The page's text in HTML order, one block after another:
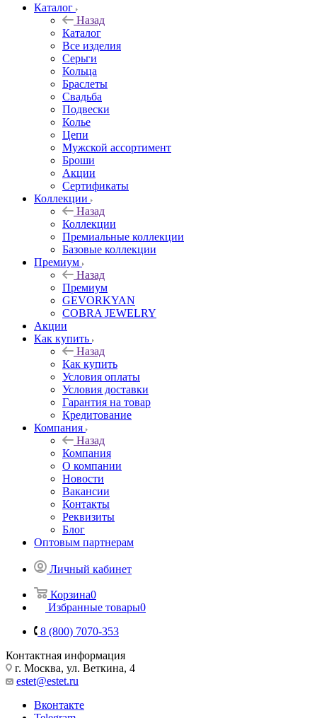
Каталог
Назад
Каталог
Все изделия
Серьги
Кольца
Браслеты
Свадьба
Подвески
Колье
Цепи
Мужской ассортимент
Броши
Акции
Сертификаты
Коллекции
Назад
Коллекции
Премиальные коллекции
Базовые коллекции
Премиум
Назад
Премиум
GEVORKYAN
COBRA JEWELRY
Акции
Как купить
Назад
Как купить
Условия оплаты
Условия доставки
Гарантия на товар
Кредитование
Компания
Назад
Компания
О компании
Новости
Вакансии
Контакты
Реквизиты
Блог
Оптовым партнерам
Личный кабинет
Корзина0
Избранные товары0
8 (800) 7070-353
Контактная информация
г. Москва, ул. Веткина, 4
estet@estet.ru
Вконтакте